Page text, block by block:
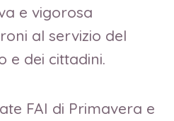
e vigorosa
al servizio del
e dei cittadini.
FAI di Primavera e